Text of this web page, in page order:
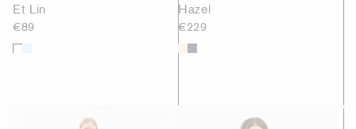
Et Lin
€89
Hazel
€229